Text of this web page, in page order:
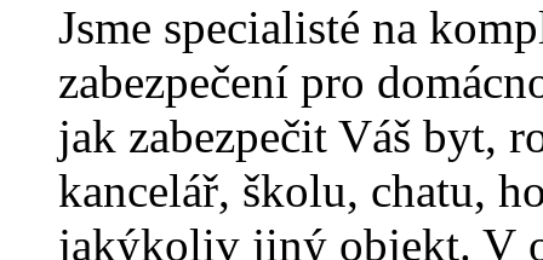
Jsme specialisté na
zabezpečení pro
jak zabezpečit Váš byt,
kancelář, školu, chatu,
jakýkoliv jiný objekt. V